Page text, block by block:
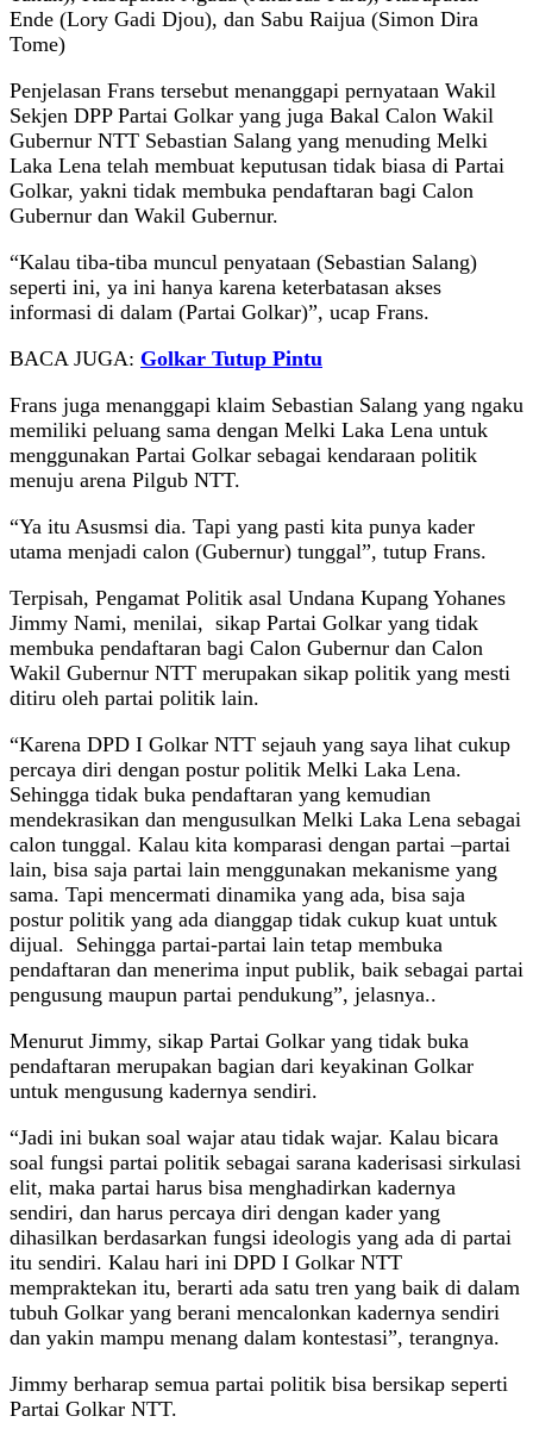
Ende (Lory Gadi Djou), dan Sabu Raijua (Simon Dira
Tome)
Penjelasan Frans tersebut menanggapi pernyataan Wakil
Sekjen DPP Partai Golkar yang juga Bakal Calon Wakil
Gubernur NTT Sebastian Salang yang menuding Melki
Laka Lena telah membuat keputusan tidak biasa di Partai
Golkar, yakni tidak membuka pendaftaran bagi Calon
Gubernur dan Wakil Gubernur.
“Kalau tiba-tiba muncul penyataan (Sebastian Salang)
seperti ini, ya ini hanya karena keterbatasan akses
informasi di dalam (Partai Golkar)”, ucap Frans.
BACA JUGA: Golkar Tutup Pintu
Frans juga menanggapi klaim Sebastian Salang yang ngaku
memiliki peluang sama dengan Melki Laka Lena untuk
menggunakan Partai Golkar sebagai kendaraan politik
menuju arena Pilgub NTT.
“Ya itu Asusmsi dia. Tapi yang pasti kita punya kader
utama menjadi calon (Gubernur) tunggal”, tutup Frans.
Terpisah, Pengamat Politik asal Undana Kupang Yohanes
Jimmy Nami, menilai, sikap Partai Golkar yang tidak
membuka pendaftaran bagi Calon Gubernur dan Calon
Wakil Gubernur NTT merupakan sikap politik yang mesti
ditiru oleh partai politik lain.
“Karena DPD I Golkar NTT sejauh yang saya lihat cukup
percaya diri dengan postur politik Melki Laka Lena.
Sehingga tidak buka pendaftaran yang kemudian
mendekrasikan dan mengusulkan Melki Laka Lena sebagai
calon tunggal. Kalau kita komparasi dengan partai –partai
lain, bisa saja partai lain menggunakan mekanisme yang
sama. Tapi mencermati dinamika yang ada, bisa saja
postur politik yang ada dianggap tidak cukup kuat untuk
dijual. Sehingga partai-partai lain tetap membuka
pendaftaran dan menerima input publik, baik sebagai partai
pengusung maupun partai pendukung”, jelasnya..
Menurut Jimmy, sikap Partai Golkar yang tidak buka
pendaftaran merupakan bagian dari keyakinan Golkar
untuk mengusung kadernya sendiri.
“Jadi ini bukan soal wajar atau tidak wajar. Kalau bicara
soal fungsi partai politik sebagai sarana kaderisasi sirkulasi
elit, maka partai harus bisa menghadirkan kadernya
sendiri, dan harus percaya diri dengan kader yang
dihasilkan berdasarkan fungsi ideologis yang ada di partai
itu sendiri. Kalau hari ini DPD I Golkar NTT
mempraktekan itu, berarti ada satu tren yang baik di dalam
tubuh Golkar yang berani mencalonkan kadernya sendiri
dan yakin mampu menang dalam kontestasi”, terangnya.
Jimmy berharap semua partai politik bisa bersikap seperti
Partai Golkar NTT.